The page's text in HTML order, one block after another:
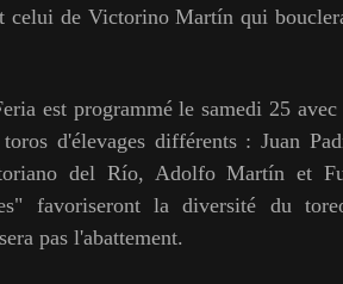
de Victorino Martín qui
est programmé le samedi 25 avec
d'élevages différents : Juan
del Río, Adolfo Martín et
favoriseront la diversité du
pas l'abattement.